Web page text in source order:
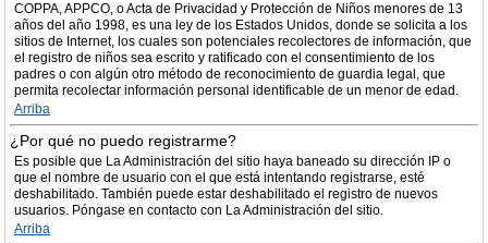
COPPA, APPCO, o Acta de Privacidad y Protección de Niños menores de 13
años del año 1998, es una ley de los Estados Unidos, donde se solicita a los
sitios de Internet, los cuales son potenciales recolectores de información, que
el registro de niños sea escrito y ratificado con el consentimiento de los
padres o con algún otro método de reconocimiento de guardia legal, que
permita recolectar información personal identificable de un menor de edad.
Arriba
¿Por qué no puedo registrarme?
Es posible que La Administración del sitio haya baneado su dirección IP o
que el nombre de usuario con el que está intentando registrarse, esté
deshabilitado. También puede estar deshabilitado el registro de nuevos
usuarios. Póngase en contacto con La Administración del sitio.
Arriba